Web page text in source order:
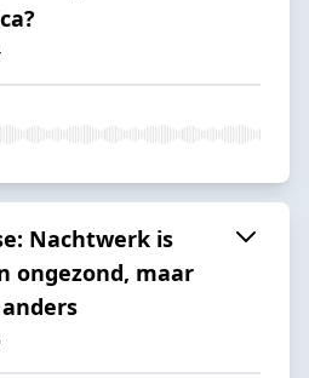
Nachtwerk is
ongezond, maar